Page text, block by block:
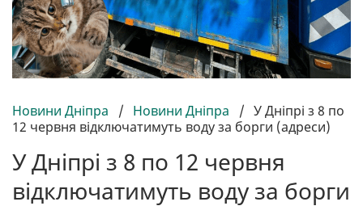
Новини Дніпра / Новини Дніпра / У Дніпрі з 8 по
12 червня відключатимуть воду за борги (адреси)
У Дніпрі з 8 по 12 червня
відключатимуть воду за борги